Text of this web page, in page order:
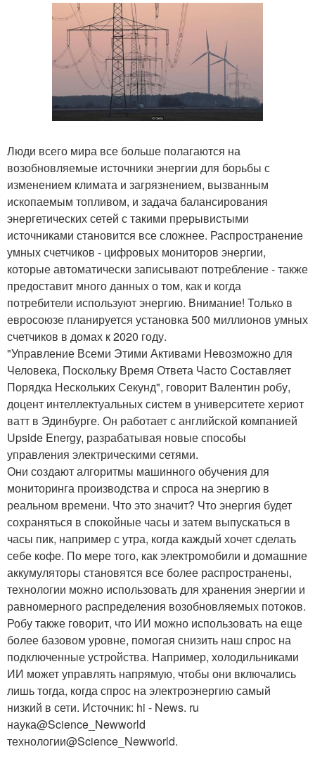
Люди всего мира все больше полагаются на
возобновляемые источники энергии для борьбы с
изменением климата и загрязнением, вызванным
ископаемым топливом, и задача балансирования
энергетических сетей с такими прерывистыми
источниками становится все сложнее. Распространение
умных счетчиков - цифровых мониторов энергии,
которые автоматически записывают потребление - также
предоставит много данных о том, как и когда
потребители используют энергию. Внимание! Только в
евросоюзе планируется установка 500 миллионов умных
счетчиков в домах к 2020 году.
"Управление Всеми Этими Активами Невозможно для
Человека, Поскольку Время Ответа Часто Составляет
Порядка Нескольких Секунд", говорит Валентин робу,
доцент интеллектуальных систем в университете хериот
ватт в Эдинбурге. Он работает с английской компанией
Upside Energy, разрабатывая новые способы
управления электрическими сетями.
Они создают алгоритмы машинного обучения для
мониторинга производства и спроса на энергию в
реальном времени. Что это значит? Что энергия будет
сохраняться в спокойные часы и затем выпускаться в
часы пик, например с утра, когда каждый хочет сделать
себе кофе. По мере того, как электромобили и домашние
аккумуляторы становятся все более распространены,
технологии можно использовать для хранения энергии и
равномерного распределения возобновляемых потоков.
Робу также говорит, что ИИ можно использовать на еще
более базовом уровне, помогая снизить наш спрос на
подключенные устройства. Например, холодильниками
ИИ может управлять напрямую, чтобы они включались
лишь тогда, когда спрос на электроэнергию самый
низкий в сети. Источник: hi - News. ru
наука@Science_Newworld
технологии@Science_Newworld.